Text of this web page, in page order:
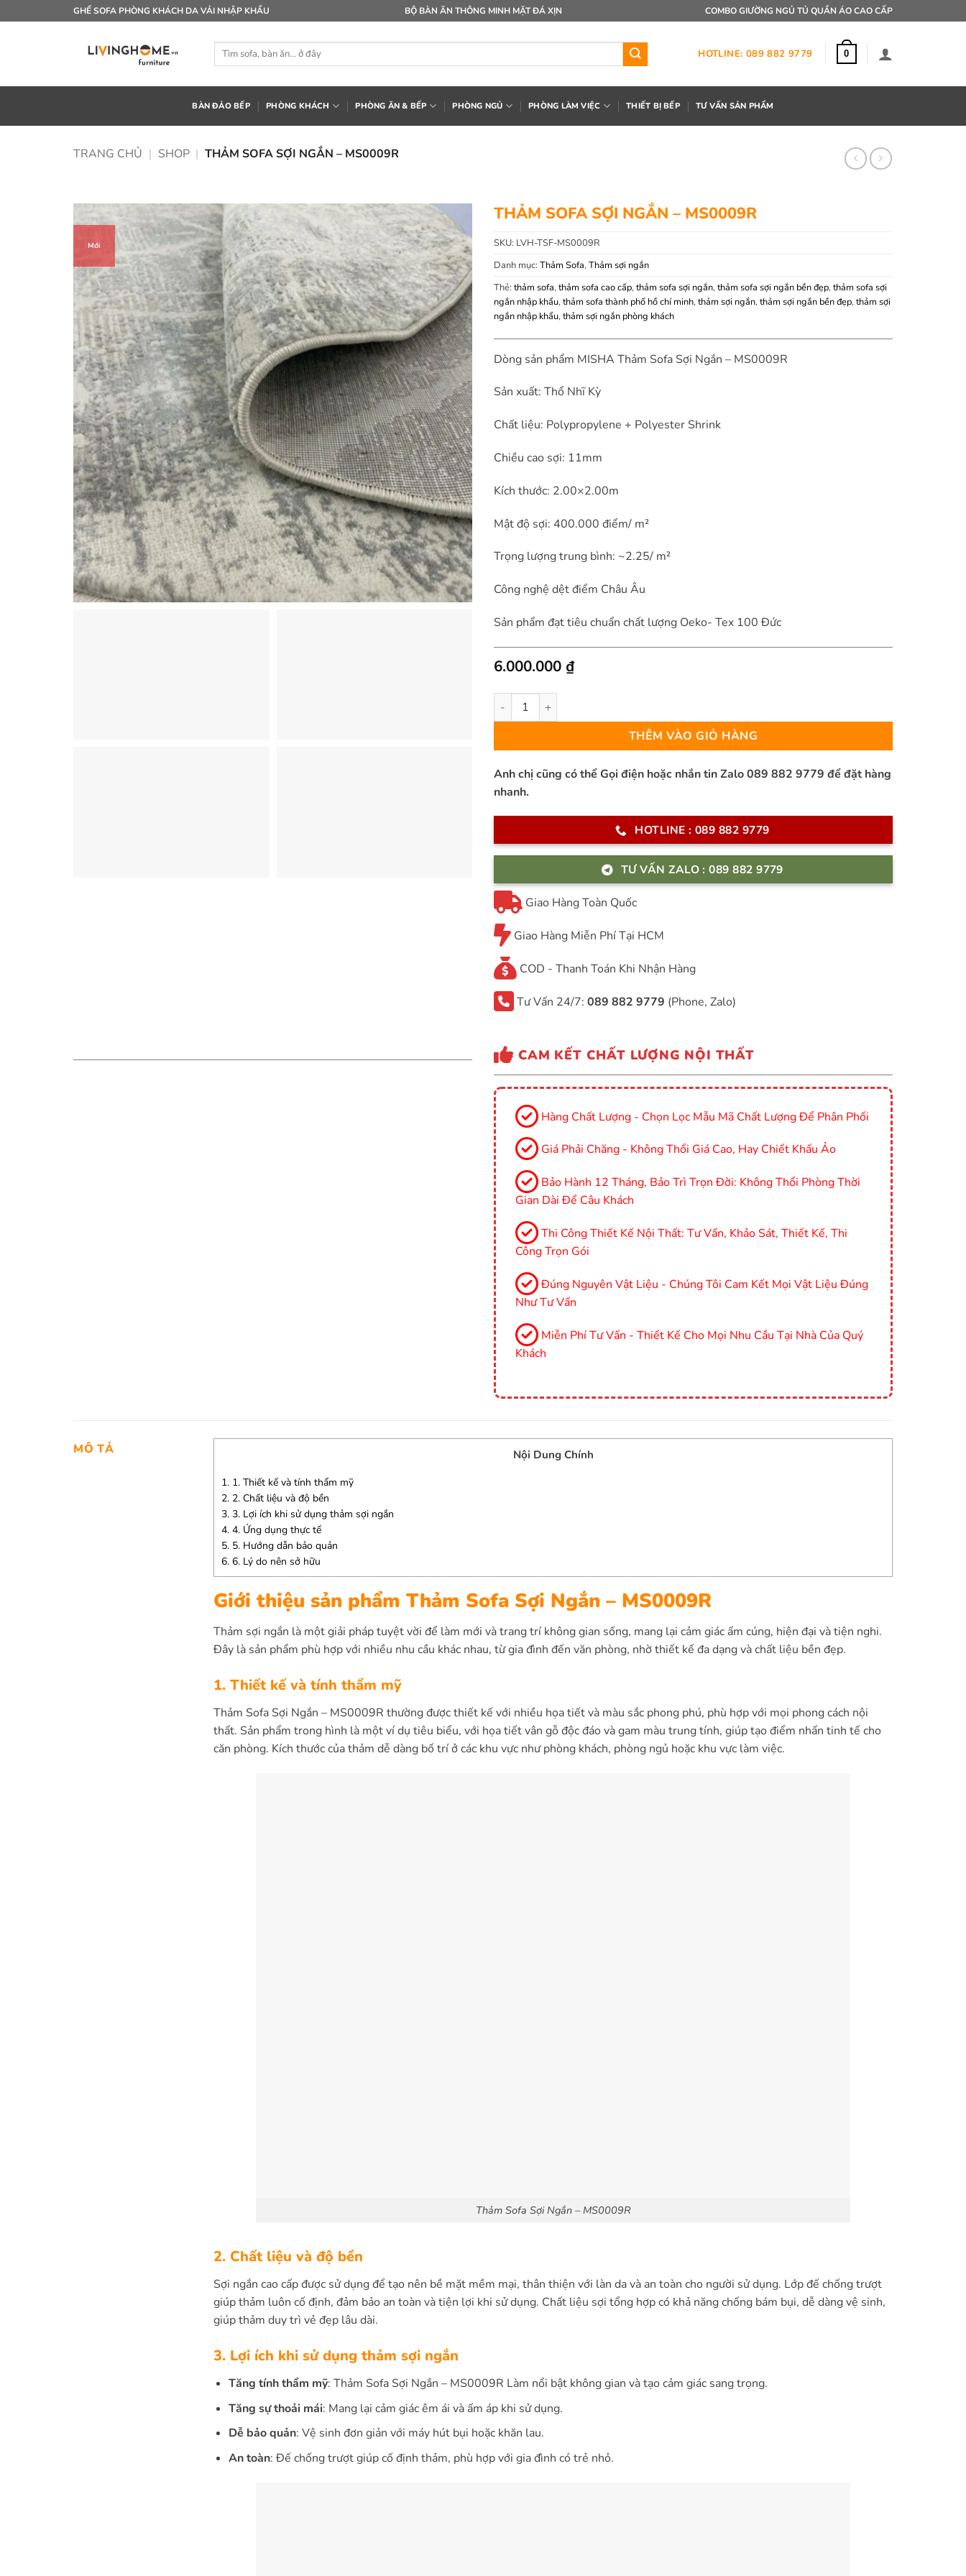
qua
GHẾ SOFA PHÒNG KHÁCH DA VẢI NHẬP KHẨU BỘ BÀN ĂN THÔNG MINH MẶT ĐÁ XỊN COMBO GIƯỜNG NGỦ TỦ QUẦN ÁO CAO CẤP
Tìm
HOTLINE: 089 882 9779 0
BÀN ĐẢO BẾP PHÒNG KHÁCH PHÒNG ĂN & BẾP PHÒNG NGỦ PHÒNG LÀM VIỆC THIẾT BỊ BẾP TƯ VẤN SẢN PHẨM
TRANG CHỦ | SHOP | THẢM SOFA SỢI NGẮN – MS0009R
Mới
THẢM SOFA SỢI NGẮN – MS0009R
SKU: LVH-TSF-MS0009R
Danh mục: Thảm Sofa, Thảm sợi ngắn
Thẻ: thảm sofa, thảm sofa cao cấp, thảm sofa sợi ngắn, thảm sofa sợi ngắn bền đẹp, thảm sofa sợi
ngắn nhập khẩu, thảm sofa thành phố hồ chí minh, thảm sợi ngắn, thảm sợi ngắn bền đẹp, thảm sợi
ngắn nhập khẩu, thảm sợi ngắn phòng khách
Dòng sản phẩm MISHA Thảm Sofa Sợi Ngắn – MS0009R
Sản xuất: Thổ Nhĩ Kỳ
Chất liệu: Polypropylene + Polyester Shrink
Chiều cao sợi: 11mm
Kích thước: 2.00×2.00m
Mật độ sợi: 400.000 điểm/ m²
Trọng lượng trung bình: ~2.25/ m²
Công nghệ dệt điểm Châu Âu
Sản phẩm đạt tiêu chuẩn chất lượng Oeko- Tex 100 Đức
6.000.000 ₫
Thảm Sofa Sợi Ngắn – MS0009R số lượng
THÊM VÀO GIỎ HÀNG
Anh chị cũng có thể Gọi điện hoặc nhắn tin Zalo 089 882 9779 để đặt hàng
nhanh.
HOTLINE : 089 882 9779
TƯ VẤN ZALO : 089 882 9779
Giao Hàng Toàn Quốc
Giao Hàng Miễn Phí Tại HCM
COD - Thanh Toán Khi Nhận Hàng
Tư Vấn 24/7: 089 882 9779 (Phone, Zalo)
CAM KẾT CHẤT LƯỢNG NỘI THẤT
Hàng Chất Lượng - Chọn Lọc Mẫu Mã Chất Lượng Để Phân Phối
Giá Phải Chăng - Không Thổi Giá Cao, Hay Chiết Khấu Ảo
Bảo Hành 12 Tháng, Bảo Trì Trọn Đời: Không Thổi Phòng Thời
Gian Dài Để Câu Khách
Thi Công Thiết Kế Nội Thất: Tư Vấn, Khảo Sát, Thiết Kế, Thi
Công Trọn Gói
Đúng Nguyên Vật Liệu - Chúng Tôi Cam Kết Mọi Vật Liệu Đúng
Như Tư Vấn
Miễn Phí Tư Vấn - Thiết Kế Cho Mọi Nhu Cầu Tại Nhà Của Quý
Khách
MÔ TẢ Nội Dung Chính
1. 1. Thiết kế và tính thẩm mỹ
2. 2. Chất liệu và độ bền
3. 3. Lợi ích khi sử dụng thảm sợi ngắn
4. 4. Ứng dụng thực tế
5. 5. Hướng dẫn bảo quản
6. 6. Lý do nên sở hữu
Giới thiệu sản phẩm Thảm Sofa Sợi Ngắn – MS0009R
Thảm sợi ngắn là một giải pháp tuyệt vời để làm mới và trang trí không gian sống, mang lại cảm giác ấm cúng, hiện đại và tiện nghi.
Đây là sản phẩm phù hợp với nhiều nhu cầu khác nhau, từ gia đình đến văn phòng, nhờ thiết kế đa dạng và chất liệu bền đẹp.
1. Thiết kế và tính thẩm mỹ
Thảm Sofa Sợi Ngắn – MS0009R thường được thiết kế với nhiều họa tiết và màu sắc phong phú, phù hợp với mọi phong cách nội
thất. Sản phẩm trong hình là một ví dụ tiêu biểu, với họa tiết vân gỗ độc đáo và gam màu trung tính, giúp tạo điểm nhấn tinh tế cho
căn phòng. Kích thước của thảm dễ dàng bố trí ở các khu vực như phòng khách, phòng ngủ hoặc khu vực làm việc.
Thảm Sofa Sợi Ngắn – MS0009R
2. Chất liệu và độ bền
Sợi ngắn cao cấp được sử dụng để tạo nên bề mặt mềm mại, thân thiện với làn da và an toàn cho người sử dụng. Lớp đế chống trượt
giúp thảm luôn cố định, đảm bảo an toàn và tiện lợi khi sử dụng. Chất liệu sợi tổng hợp có khả năng chống bám bụi, dễ dàng vệ sinh,
giúp thảm duy trì vẻ đẹp lâu dài.
3. Lợi ích khi sử dụng thảm sợi ngắn
Tăng tính thẩm mỹ: Thảm Sofa Sợi Ngắn – MS0009R Làm nổi bật không gian và tạo cảm giác sang trọng.
Tăng sự thoải mái: Mang lại cảm giác êm ái và ấm áp khi sử dụng.
Dễ bảo quản: Vệ sinh đơn giản với máy hút bụi hoặc khăn lau.
An toàn: Đế chống trượt giúp cố định thảm, phù hợp với gia đình có trẻ nhỏ.